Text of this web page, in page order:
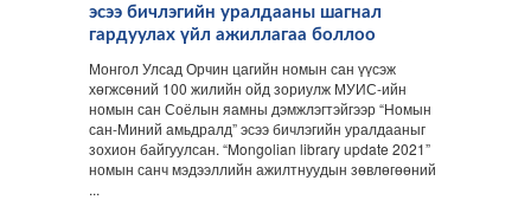
эсээ бичлэгийн уралдааны шагнал
гардуулах үйл ажиллагаа боллоо
Монгол Улсад Орчин цагийн номын сан үүсэж
хөгжсөний 100 жилийн ойд зориулж МУИС-ийн
номын сан Соёлын яамны дэмжлэгтэйгээр “Номын
сан-Миний амьдралд” эсээ бичлэгийн уралдааныг
зохион байгуулсан. “Mongolian library update 2021”
номын санч мэдээллийн ажилтнуудын зөвлөгөөний
...